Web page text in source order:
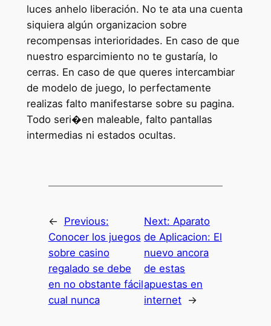
luces anhelo liberación. No te ata una cuenta
siquiera algún organizacion sobre
recompensas interioridades. En caso de que
nuestro esparcimiento no te gustaría, lo
cerras. En caso de que queres intercambiar
de modelo de juego, lo perfectamente
realizas falto manifestarse sobre su pagina.
Todo seri�en maleable, falto pantallas
intermedias ni estados ocultas.
←
Previous:
Conocer los juegos
sobre casino
regalado se debe
en no obstante fácil
cual nunca
Next:Aparato
de Aplicacion: El
nuevo ancora
de estas
apuestas en
internet →